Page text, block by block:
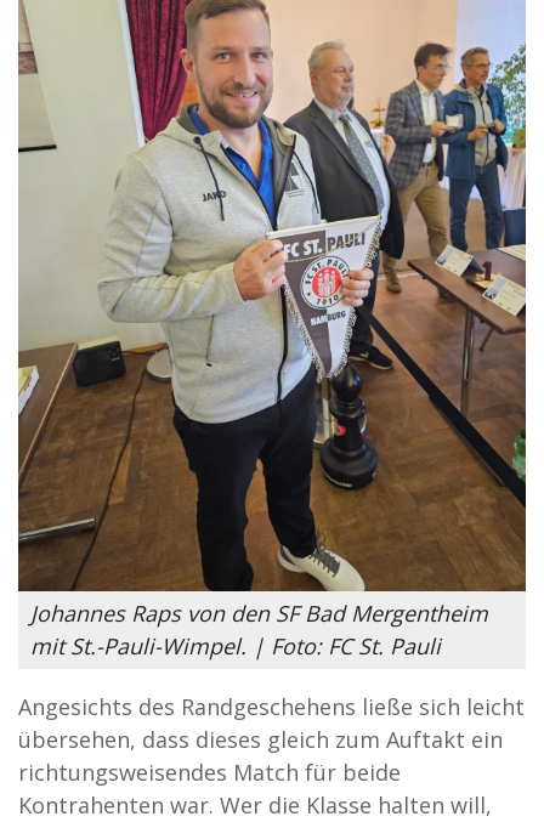
Johannes Raps von den SF Bad Mergentheim
mit St.-Pauli-Wimpel. | Foto: FC St. Pauli
Angesichts des Randgeschehens ließe sich leicht
übersehen, dass dieses gleich zum Auftakt ein
richtungsweisendes Match für beide
Kontrahenten war. Wer die Klasse halten will,